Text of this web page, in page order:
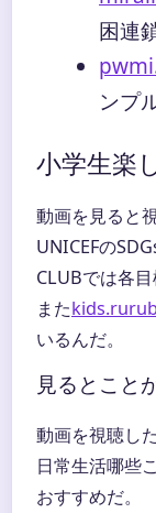
困連
ンプ
小学生楽
動画を見ると
UNICEFの
CLUBでは各
また
いるんだ。
見るとこと
動画を視聴した
日常生活哪些
おすすめだ。